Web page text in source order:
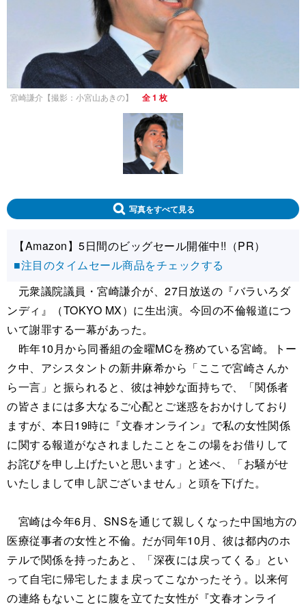
宮崎謙介【撮影：小宮山あきの】 全 1 枚
写真をすべて見る
【Amazon】5日間のビッグセール開催中!!（PR）
■注目のタイムセール商品をチェックする
元衆議院議員・宮崎謙介が、27日放送の『バラいろダ
ンディ』（TOKYO MX）に生出演。今回の不倫報道につ
いて謝罪する一幕があった。
昨年10月から同番組の金曜MCを務めている宮崎。トー
ク中、アシスタントの新井麻希から「ここで宮崎さんか
ら一言」と振られると、彼は神妙な面持ちで、「関係者
の皆さまには多大なるご心配とご迷惑をおかけしており
ますが、本日19時に『文春オンライン』で私の女性関係
に関する報道がなされましたことをこの場をお借りして
お詫びを申し上げたいと思います」と述べ、「お騒がせ
いたしまして申し訳ございません」と頭を下げた。
宮崎は今年6月、SNSを通じて親しくなった中国地方の
医療従事者の女性と不倫。だが同年10月、彼は都内のホ
テルで関係を持ったあと、「深夜には戻ってくる」とい
って自宅に帰宅したまま戻ってこなかったそう。以来何
の連絡もないことに腹を立てた女性が『文春オンライ